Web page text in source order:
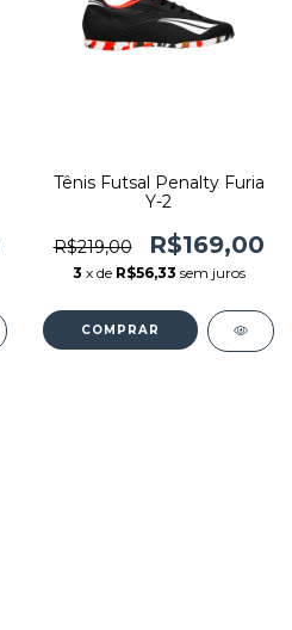
Tênis Futsal Penalty Furia
Y-2
R$219,00 R$169,00
3 x de R$56,33 sem juros
COMPRAR